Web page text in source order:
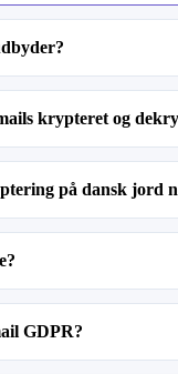
krypteret og
på dansk jord
GDPR?